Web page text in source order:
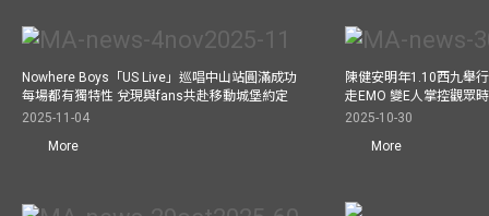
Nowhere Boys「US Live」巡唱中山站圓滿成功
每場都有獨特性 兌現與fans共赴移動城堡約定
2025-11-04
More
陳健安明年1.10西九舉
走EMO 變E人掌控觀眾
2025-10-30
More